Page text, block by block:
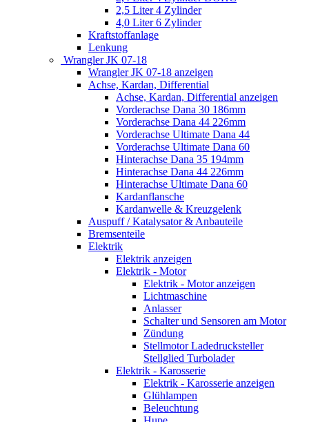
2,5 Liter 4 Zylinder
4,0 Liter 6 Zylinder
Kraftstoffanlage
Lenkung
Wrangler JK 07-18
Wrangler JK 07-18 anzeigen
Achse, Kardan, Differential
Achse, Kardan, Differential anzeigen
Vorderachse Dana 30 186mm
Vorderachse Dana 44 226mm
Vorderachse Ultimate Dana 44
Vorderachse Ultimate Dana 60
Hinterachse Dana 35 194mm
Hinterachse Dana 44 226mm
Hinterachse Ultimate Dana 60
Kardanflansche
Kardanwelle & Kreuzgelenk
Auspuff / Katalysator & Anbauteile
Bremsenteile
Elektrik
Elektrik anzeigen
Elektrik - Motor
Elektrik - Motor anzeigen
Lichtmaschine
Anlasser
Schalter und Sensoren am Motor
Zündung
Stellmotor Ladedrucksteller
Stellglied Turbolader
Elektrik - Karosserie
Elektrik - Karosserie anzeigen
Glühlampen
Beleuchtung